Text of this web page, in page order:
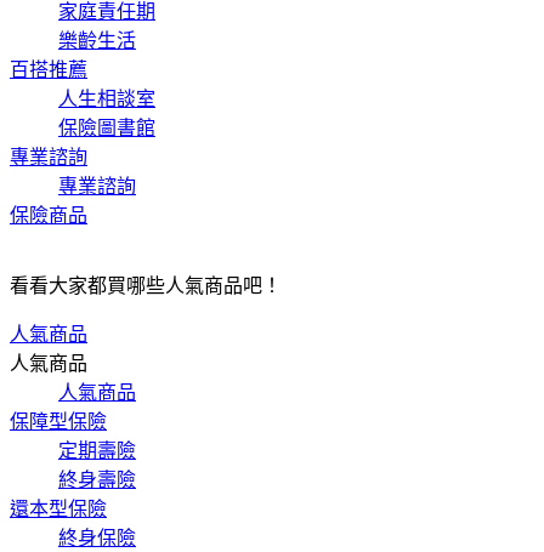
家庭責任期
樂齡生活
百搭推薦
人生相談室
保險圖書館
專業諮詢
專業諮詢
保險商品
看看大家都買哪些人氣商品吧！
人氣商品
人氣商品
人氣商品
保障型保險
定期壽險
終身壽險
還本型保險
終身保險